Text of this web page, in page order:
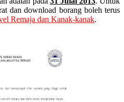
dan download borang boleh terus
Remaja dan Kanak-kanak.